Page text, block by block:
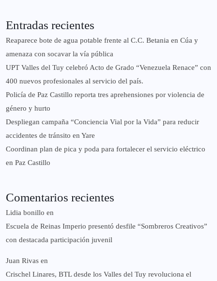
Entradas recientes
Reaparece bote de agua potable frente al C.C. Betania en Cúa y
amenaza con socavar la vía pública
UPT Valles del Tuy celebró Acto de Grado “Venezuela Renace” con
400 nuevos profesionales al servicio del país.
‎Policía de Paz Castillo reporta tres aprehensiones por violencia de
género y hurto
‎Despliegan campaña “Conciencia Vial por la Vida” para reducir
accidentes de tránsito en Yare
Coordinan plan de pica y poda para fortalecer el servicio eléctrico
en Paz Castillo
Comentarios recientes
Lidia bonillo en
Escuela de Reinas Imperio presentó desfile “Sombreros Creativos”
con destacada participación juvenil
Juan Rivas en
Crischel Linares, BTL desde los Valles del Tuy revoluciona el